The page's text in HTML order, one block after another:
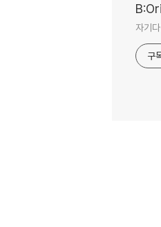
자기
구